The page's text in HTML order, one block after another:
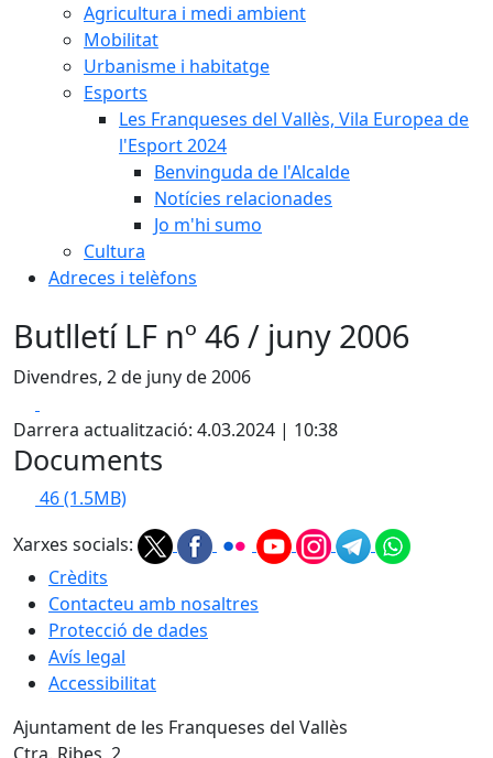
Agricultura i medi ambient
Mobilitat
Urbanisme i habitatge
Esports
Les Franqueses del Vallès, Vila Europea de
l'Esport 2024
Benvinguda de l'Alcalde
Notícies relacionades
Jo m'hi sumo
Cultura
Adreces i telèfons
Butlletí LF nº 46 / juny 2006
Divendres, 2 de juny de 2006
Darrera actualització: 4.03.2024 | 10:38
Documents
46(1.5MB)
Xarxes socials:
Crèdits
Contacteu amb nosaltres
Protecció de dades
Avís legal
Accessibilitat
Ajuntament de les Franqueses del Vallès